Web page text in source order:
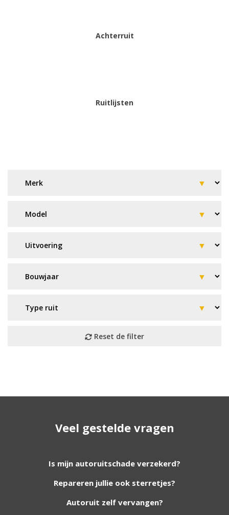
Achterruit
Ruitlijsten
Geen resultaat? Wij helpen u
ruit er niet tussen? Grote kans dat wij deze wel
contact met u op.
Aanvraag via whatsapp
Veel gestelde vragen
Is mijn autoruitschade verzekerd?
Repareren jullie ook sterretjes?
Autoruit zelf vervangen?